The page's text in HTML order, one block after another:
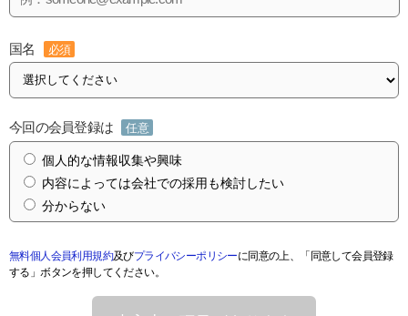
国名 必須
今回の会員登録は 任意
個人的な情報収集や興味
内容によっては会社での採用も検討したい
分からない
無料個人会員利用規約及びプライバシーポリシーに同意の上、「同意して会員登録
する」ボタンを押してください。